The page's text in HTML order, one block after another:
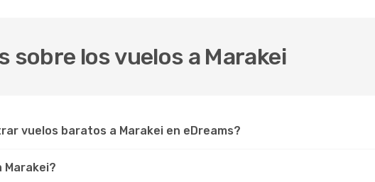
los vuelos a Marakei
vuelos baratos a Marakei en eDreams?
Marakei?